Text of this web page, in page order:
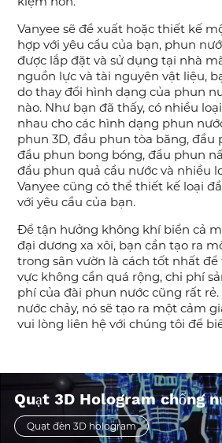
Vanyee sẽ đề xuất hoặc thiết kế
hợp với yêu cầu của bạn, phun
được lắp đặt và sử dụng tại nhà
nguồn lực và tài nguyên vật liệu,
do thay đổi hình dạng của phun
nào. Như bạn đã thấy, có nhiều
nhau cho các hình dạng phun
phun 3D, đầu phun tòa băng, đầu
đầu phun bong bóng, đầu phun
đầu phun quả cầu nước và nhiều
Vanyee cũng có thể thiết kế loại
với yêu cầu của bạn.
Để tận hưởng không khí biển cả
đại dương xa xôi, bạn cần tạo ra
trong sân vườn là cách tốt nhất
vực không cần quá rộng, chi phí
phí của đài phun nước cũng rất rẻ.
nước chảy, nó sẽ tạo ra một cảm
vui lòng liên hệ với chúng tôi để
Quạt 3D Hologram chống
Quạt đèn 3D hologram